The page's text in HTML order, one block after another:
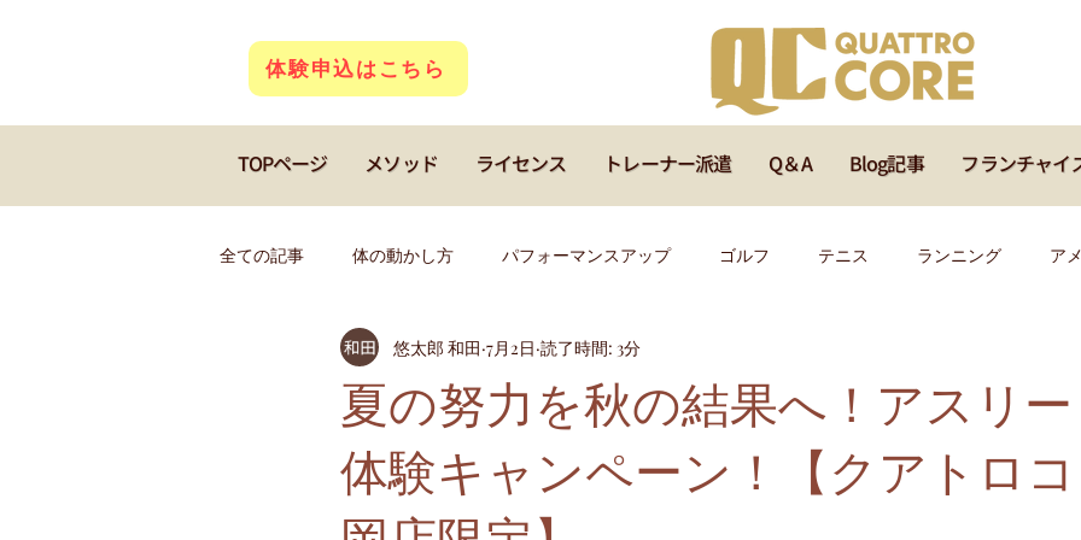
体験申込はこちら
TOPページ メソッド ライセンス トレーナー派遣 Q＆A Blog記事 フランチャイ
全ての記事 体の動かし方 パフォーマンスアップ ゴルフ テニス ランニング ア
クアトロコア キッズ メディカル
フィギアスケート マインド
夏の努力を秋の結果へ！アスリ
体験キャンペーン！【クアトロ
悠太郎 和田 7月2日 読了時間: 3分